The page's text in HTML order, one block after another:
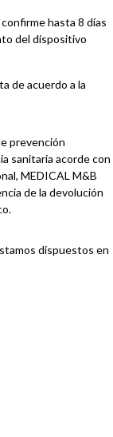
hasta 8 días
del dispositivo
de acuerdo a la
prevención
sanitaria acorde con
MEDICAL M&B
de la devolución
dispuestos en